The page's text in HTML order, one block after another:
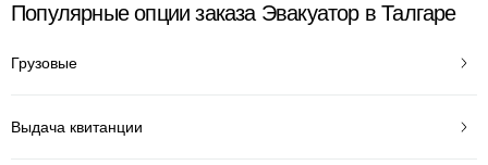
Популярные опции заказа Эвакуатор в Талгаре
Грузовые
Выдача квитанции